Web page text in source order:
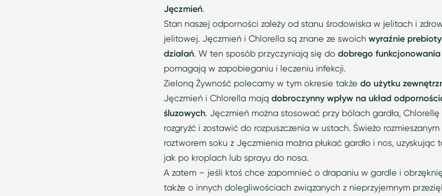
Jęczmień.
Stan naszej odporności zależy od stanu środowiska w jelitach i
jelitowej. Jęczmień i Chlorella są znane ze swoich wyraźnie
działań. W ten sposób przyczyniają się do dobrego
pomagają w zapobieganiu i leczeniu infekcji.
Zieloną Żywność polecamy w tym okresie także do użytku
Jęczmień i Chlorella mają dobroczynny wpływ na układ
śluzowych. Jęczmień można stosować przy bólach gardła, Chlorellę
rozgryźć i zostawić do rozpuszczenia w ustach. Świeżo
roztworem soku z Jęczmienia można płukać gardło i nos, uzyskując
jak po kroplach lub sprayu do nosa.
A zatem – jeśli ktoś chce zapomnieć o drapaniu w gardle i
także o innych dolegliwościach związanych z nieprzyjemnym